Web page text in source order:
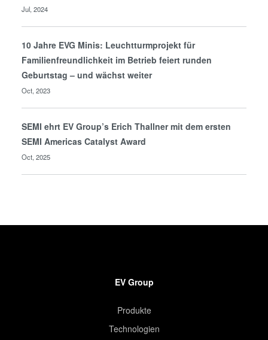
Jul, 2024
10 Jahre EVG Minis: Leuchtturmprojekt für
Familienfreundlichkeit im Betrieb feiert runden
Geburtstag – und wächst weiter
Oct, 2023
SEMI ehrt EV Group’s Erich Thallner mit dem ersten
SEMI Americas Catalyst Award
Oct, 2025
EV Group
Produkte
Technologien